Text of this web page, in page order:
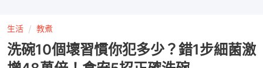
生活 教煮
洗碗10個壞習慣你犯多少？錯1步細菌激